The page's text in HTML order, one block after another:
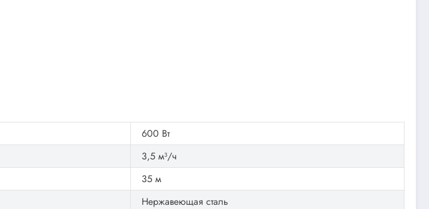
600 Вт
3,5 м³/ч
35 м
Нержавеющая сталь